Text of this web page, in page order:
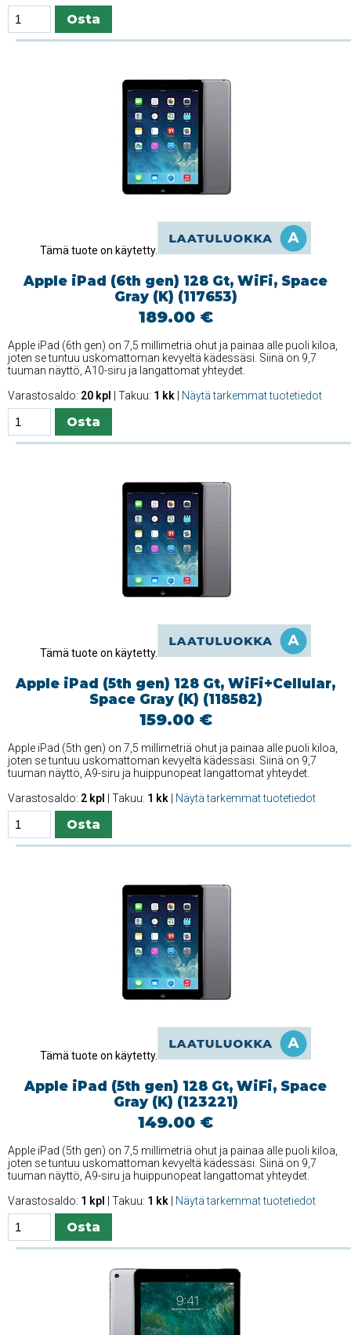
Tämä tuote on käytetty.
Apple iPad (6th gen) 128 Gt, WiFi, Space
Gray (K) (117653)
189.00 €
Apple iPad (6th gen) on 7,5 millimetriä ohut ja painaa alle puoli kiloa,
joten se tuntuu uskomattoman kevyeltä kädessäsi. Siinä on 9,7
tuuman näyttö, A10-siru ja langattomat yhteydet.
Varastosaldo: 20 kpl | Takuu: 1 kk Näytä tarkemmat tuotetiedot
Tämä tuote on käytetty.
Apple iPad (5th gen) 128 Gt, WiFi+Cellular,
Space Gray (K) (118582)
159.00 €
Apple iPad (5th gen) on 7,5 millimetriä ohut ja painaa alle puoli kiloa,
joten se tuntuu uskomattoman kevyeltä kädessäsi. Siinä on 9,7
tuuman näyttö, A9-siru ja huippunopeat langattomat yhteydet.
Varastosaldo: 2 kpl | Takuu: 1 kk Näytä tarkemmat tuotetiedot
Tämä tuote on käytetty.
Apple iPad (5th gen) 128 Gt, WiFi, Space
Gray (K) (123221)
149.00 €
Apple iPad (5th gen) on 7,5 millimetriä ohut ja painaa alle puoli kiloa,
joten se tuntuu uskomattoman kevyeltä kädessäsi. Siinä on 9,7
tuuman näyttö, A9-siru ja huippunopeat langattomat yhteydet.
Varastosaldo: 1 kpl | Takuu: 1 kk Näytä tarkemmat tuotetiedot